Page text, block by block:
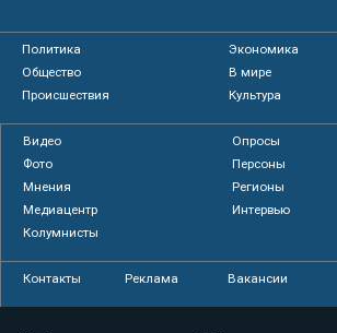
Политика
Экономика
Общество
В мире
Происшествия
Культура
Видео
Опросы
Фото
Персоны
Мнения
Регионы
Медиацентр
Интервью
Колумнисты
Контакты Реклама Вакансии